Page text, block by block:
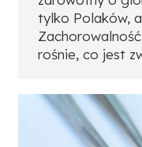
tylko Polaków,
rośnie, co jest